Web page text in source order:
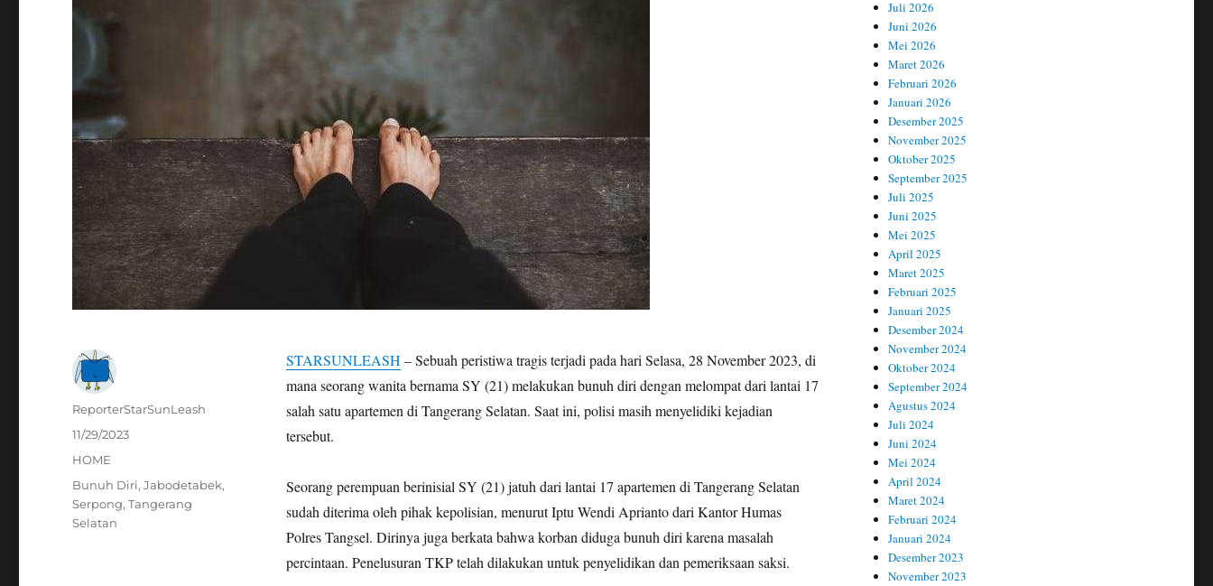
STARSUNLEASH – Sebuah peristiwa tragis terjadi pada hari Selasa, 28 November 2023, di
mana seorang wanita bernama SY (21) melakukan bunuh diri dengan melompat dari lantai 17
salah satu apartemen di Tangerang Selatan. Saat ini, polisi masih menyelidiki kejadian
tersebut.
Seorang perempuan berinisial SY (21) jatuh dari lantai 17 apartemen di Tangerang Selatan
sudah diterima oleh pihak kepolisian, menurut Iptu Wendi Aprianto dari Kantor Humas
Polres Tangsel. Dirinya juga berkata bahwa korban diduga bunuh diri karena masalah
percintaan. Penelusuran TKP telah dilakukan untuk penyelidikan dan pemeriksaan saksi.
Author
ReporterStarSunLeash
Posted
on
11/29/2023
Categories
HOME
Tags
Bunuh Diri,Jabodetabek,
Serpong,Tangerang
Selatan
Juli 2026
Juni 2026
Mei 2026
Maret 2026
Februari 2026
Januari 2026
Desember 2025
November 2025
Oktober 2025
September 2025
Juli 2025
Juni 2025
Mei 2025
April 2025
Maret 2025
Februari 2025
Januari 2025
Desember 2024
November 2024
Oktober 2024
September 2024
Agustus 2024
Juli 2024
Juni 2024
Mei 2024
April 2024
Maret 2024
Februari 2024
Januari 2024
Desember 2023
November 2023